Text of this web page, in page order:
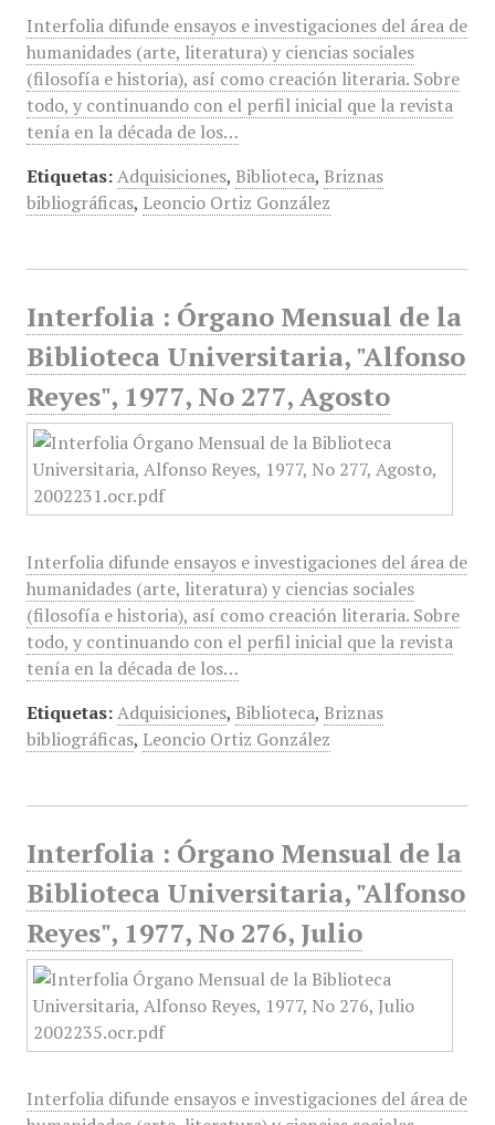
Interfolia difunde ensayos e investigaciones del área de
humanidades (arte, literatura) y ciencias sociales
(filosofía e historia), así como creación literaria. Sobre
todo, y continuando con el perfil inicial que la revista
tenía en la década de los…
Etiquetas: Adquisiciones, Biblioteca, Briznas
bibliográficas, Leoncio Ortiz González
Interfolia : Órgano Mensual de la
Biblioteca Universitaria, "Alfonso
Reyes", 1977, No 277, Agosto
Interfolia difunde ensayos e investigaciones del área de
humanidades (arte, literatura) y ciencias sociales
(filosofía e historia), así como creación literaria. Sobre
todo, y continuando con el perfil inicial que la revista
tenía en la década de los…
Etiquetas: Adquisiciones, Biblioteca, Briznas
bibliográficas, Leoncio Ortiz González
Interfolia : Órgano Mensual de la
Biblioteca Universitaria, "Alfonso
Reyes", 1977, No 276, Julio
Interfolia difunde ensayos e investigaciones del área de